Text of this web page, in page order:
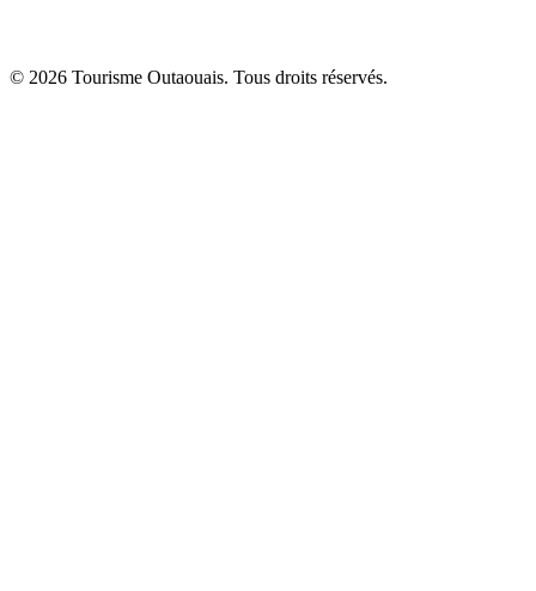
© 2026 Tourisme Outaouais. Tous droits réservés.